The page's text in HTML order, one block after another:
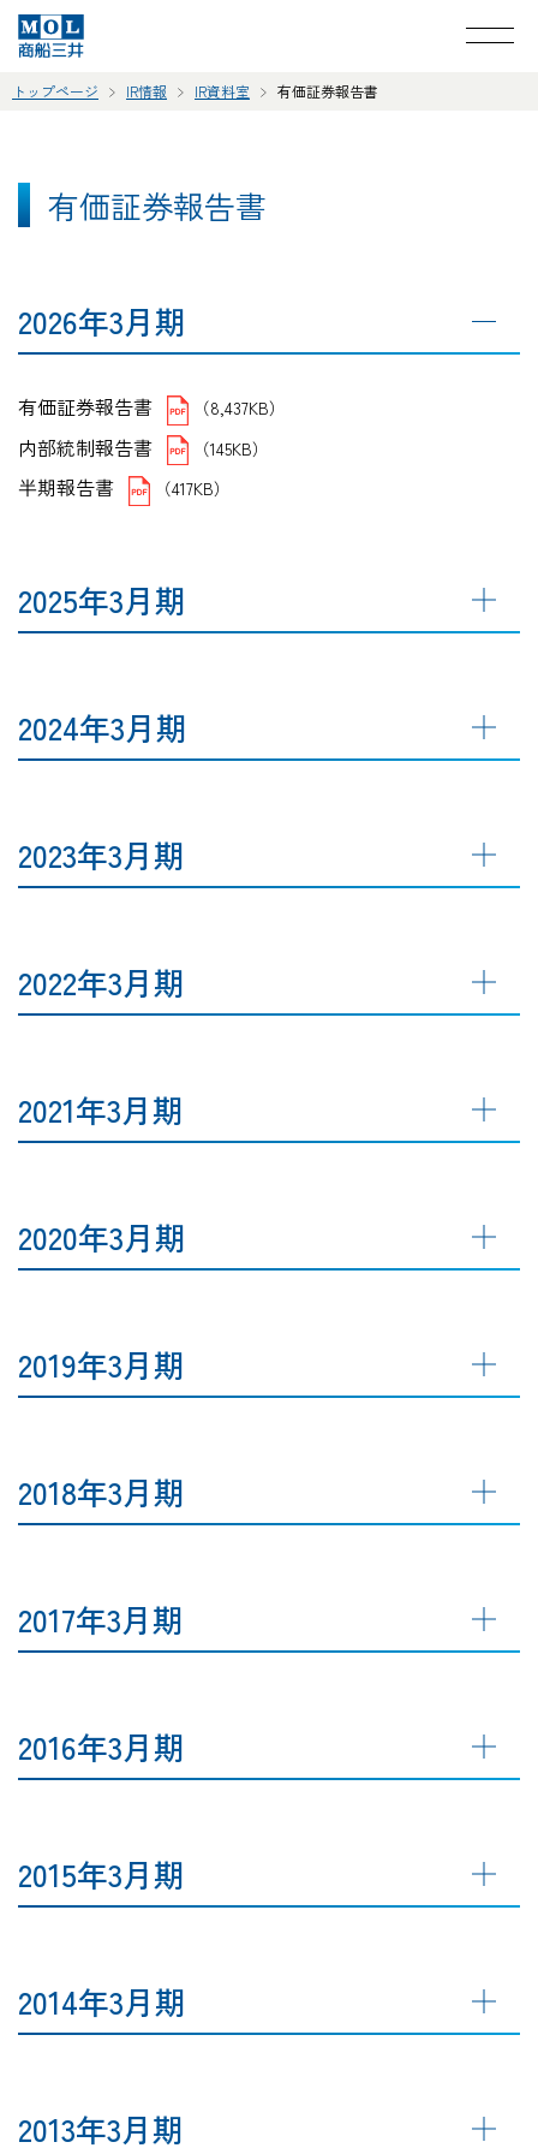
トップページ IR情報 IR資料室 有価証券報告書
有価証券報告書
2026年3月期
有価証券報告書 （8,437KB）
内部統制報告書 （145KB）
半期報告書 （417KB）
2025年3月期
2024年3月期
2023年3月期
2022年3月期
2021年3月期
2020年3月期
2019年3月期
2018年3月期
2017年3月期
2016年3月期
2015年3月期
2014年3月期
2013年3月期